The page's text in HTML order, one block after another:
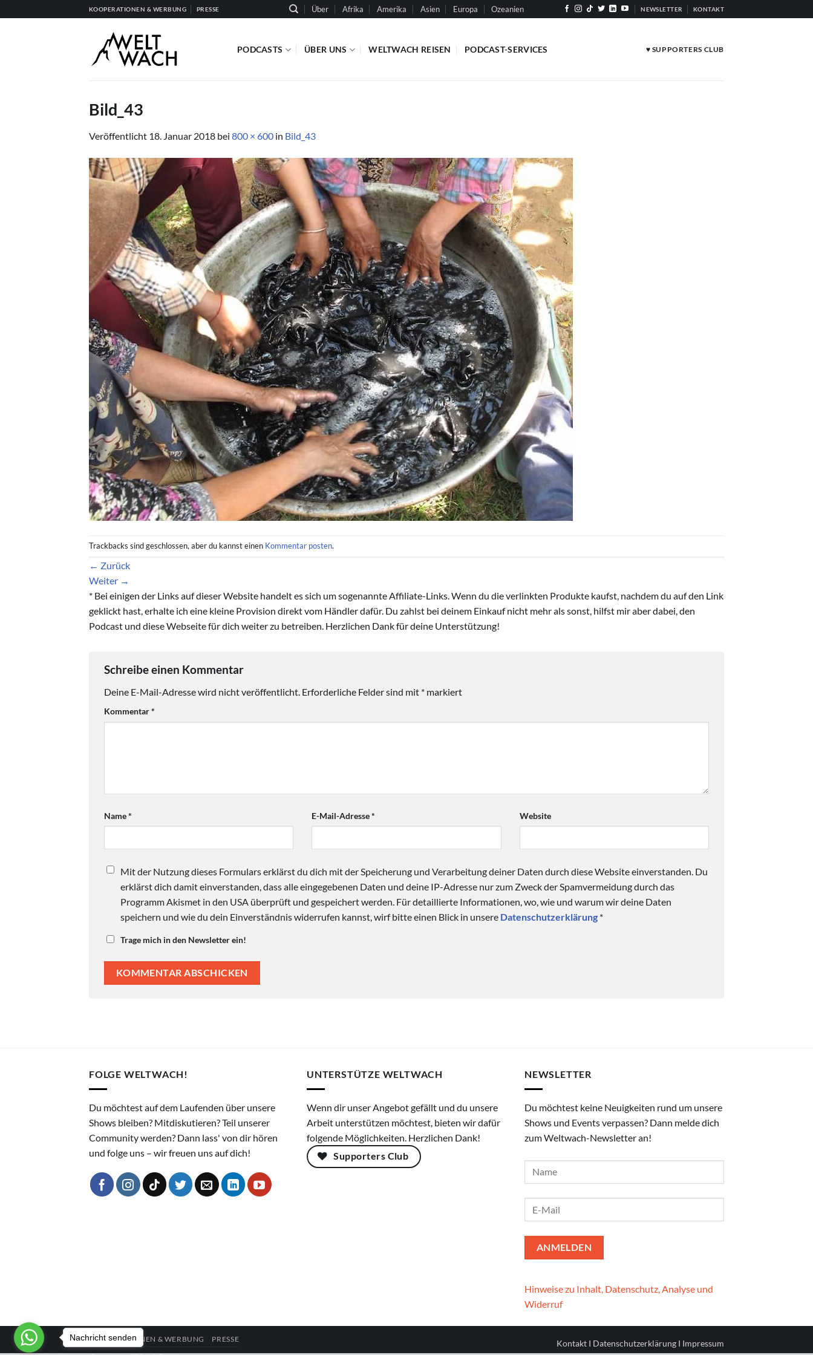
Inhalt
KOOPERATIONEN & WERBUNG PRESSE Über Afrika Amerika Asien Europa Ozeanien NEWSLETTER KONTAKT
PODCASTS ÜBER UNS WELTWACH REISEN PODCAST-SERVICES ♥ SUPPORTERS CLUB
Bild_43
Veröffentlicht 18. Januar 2018 bei 800 × 600 in Bild_43
Trackbacks sind geschlossen, aber du kannst einen Kommentar posten.
← Zurück
Weiter →
* Bei einigen der Links auf dieser Website handelt es sich um sogenannte Affiliate-Links. Wenn du die verlinkten Produkte kaufst, nachdem du auf den Link
geklickt hast, erhalte ich eine kleine Provision direkt vom Händler dafür. Du zahlst bei deinem Einkauf nicht mehr als sonst, hilfst mir aber dabei, den
Podcast und diese Webseite für dich weiter zu betreiben. Herzlichen Dank für deine Unterstützung!
Schreibe einen Kommentar
Deine E-Mail-Adresse wird nicht veröffentlicht. Erforderliche Felder sind mit * markiert
Kommentar*
Name* E-Mail-Adresse* Website
Mit der Nutzung dieses Formulars erklärst du dich mit der Speicherung und Verarbeitung deiner Daten durch diese Website einverstanden. Du
erklärst dich damit einverstanden, dass alle eingegebenen Daten und deine IP-Adresse nur zum Zweck der Spamvermeidung durch das
Programm Akismet in den USA überprüft und gespeichert werden. Für detaillierte Informationen, wo, wie und warum wir deine Daten
speichern und wie du dein Einverständnis widerrufen kannst, wirf bitte einen Blick in unsere Datenschutzerklärung *
Trage mich in den Newsletter ein!
FOLGE WELTWACH!
Du möchtest auf dem Laufenden über unsere
Shows bleiben? Mitdiskutieren? Teil unserer
Community werden? Dann lass' von dir hören
und folge uns – wir freuen uns auf dich!
UNTERSTÜTZE WELTWACH
Wenn dir unser Angebot gefällt und du unsere
Arbeit unterstützen möchtest, bieten wir dafür
folgende Möglichkeiten. Herzlichen Dank!
Supporters Club
NEWSLETTER
Du möchtest keine Neuigkeiten rund um unsere
Shows und Events verpassen? Dann melde dich
zum Weltwach-Newsletter an!
Hinweise zu Inhalt, Datenschutz, Analyse und
Widerruf
Kontakt I Datenschutzerklärung I Impressum
KOOPERATIONEN & WERBUNG PRESSE
Nachricht senden